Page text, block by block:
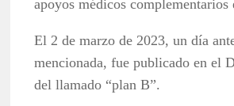
apoyos médicos complementarios
El 2 de marzo de 2023, un día
mencionada, fue publicado en el
del llamado “plan B”.